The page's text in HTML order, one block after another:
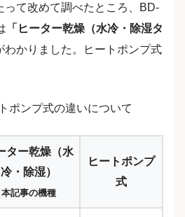
って改めて調べたところ、BD-
「ヒーター乾燥（水冷・除湿タ
わかりました。ヒートポンプ式
ポンプ式の違いについて
ター乾燥（水
冷・除湿）
本記事の機種
ヒートポンプ
式